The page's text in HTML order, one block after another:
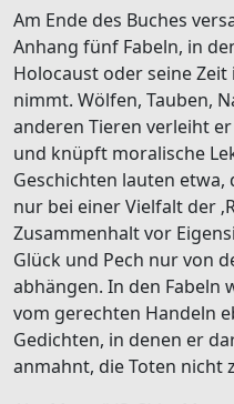
Am Ende des Buches
Anhang fünf Fabeln, in
Holocaust oder seine
nimmt. Wölfen, Tauben,
anderen Tieren verleiht
und knüpft moralische
Geschichten lauten etwa,
nur bei einer Vielfalt der
Zusammenhalt vor
Glück und Pech nur von
abhängen. In den Fabeln
vom gerechten Handeln
Gedichten, in denen er
anmahnt, die Toten nicht